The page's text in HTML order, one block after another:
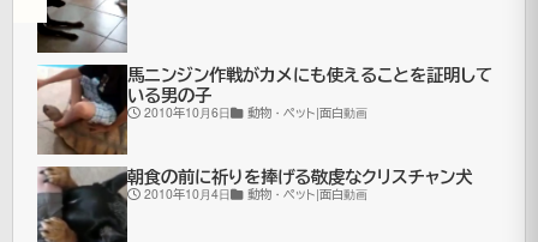
SELA
は
ロ
シ
ア
馬ニンジン作戦がカメにも使えることを証明して
いる男の子
2010年10月6日 動物・ペット|面白動画
朝食の前に祈りを捧げる敬虔なクリスチャン犬
2010年10月4日 動物・ペット|面白動画